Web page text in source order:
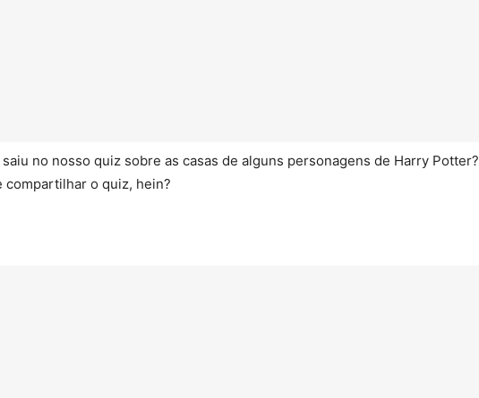
no nosso quiz sobre as casas de alguns personagens de Harry Potter?
compartilhar o quiz, hein?